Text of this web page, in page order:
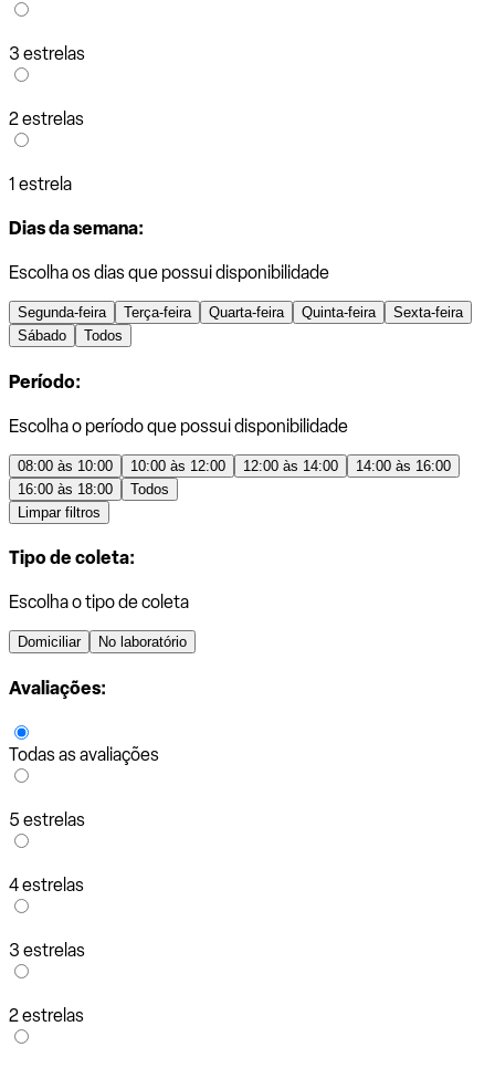
3 estrelas
2 estrelas
1 estrela
Dias da semana:
Escolha os dias que possui disponibilidade
Segunda-feira Terça-feira Quarta-feira Quinta-feira
Sexta-feira
Sábado
Todos
Período:
Escolha o período que possui disponibilidade
08:00 às 10:00 10:00 às 12:00 12:00 às 14:00
14:00 às 16:00
16:00 às 18:00
Todos
Limpar filtros
Tipo de coleta:
Escolha o tipo de coleta
Domiciliar No laboratório
Avaliações:
Todas as avaliações
5 estrelas
4 estrelas
3 estrelas
2 estrelas